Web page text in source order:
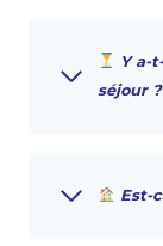
Y a-
séjour ?
Est-